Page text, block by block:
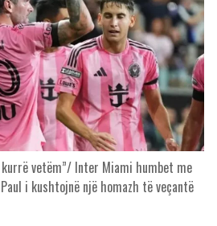
vetëm”/ Inter Miami humbet me
i kushtojnë një homazh të veçantë